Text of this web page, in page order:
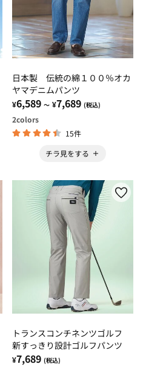
日本製 伝統の綿１００％オカ
ヤマデニムパンツ
¥6,589 ～ ¥7,689 (税込)
2colors
15件
チラ見をする
トランスコンチネンツゴルフ
新すっきり設計ゴルフパンツ
¥7,689 (税込)